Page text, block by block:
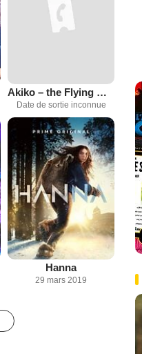
Akiko – the Flying Monkey
Date de sortie inconnue
Hanna
29 mars 2019